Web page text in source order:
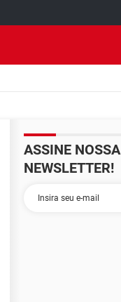
ASSINE NOSSA
NEWSLETTER!